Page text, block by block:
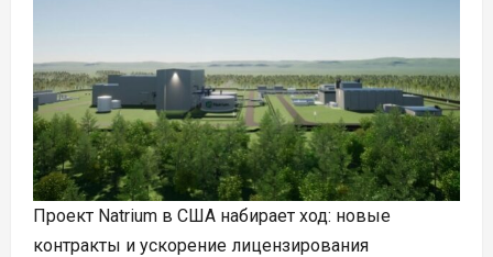
Проект Natrium в США набирает ход: новые
контракты и ускорение лицензирования